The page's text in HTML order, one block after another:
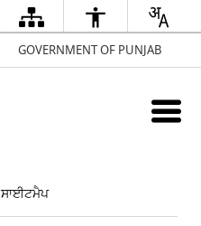
GOVERNMENT OF PUNJAB
ਸਾਈਟਮੈਪ